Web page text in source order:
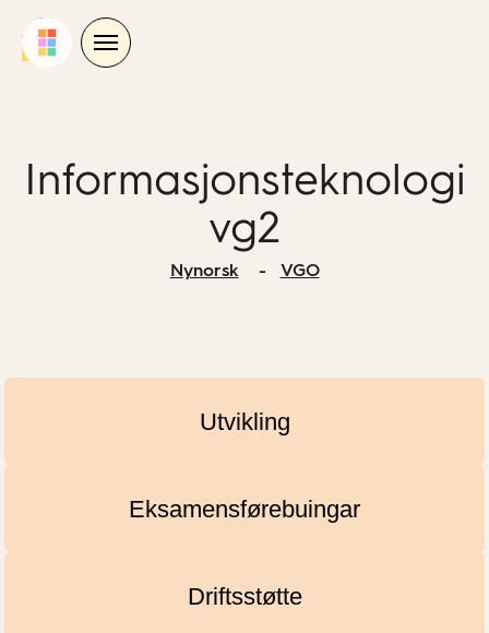
Informasjonsteknologi
vg2
Nynorsk VGO
Utvikling
Eksamensførebuingar
Driftsstøtte